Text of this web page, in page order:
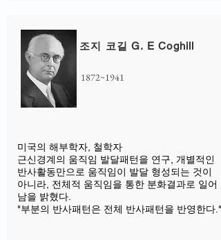
조지 코길 G. E Coghill
1872~1941
미국의 해부학자, 철학자
근신경계의 움직임 발달패턴을 연구, 개별적인
반사활동만으로 움직임이 발달 형성되는 것이
아니라, 전체적 움직임을 통한 분화결과로 일어
남을 밝혔다.
"부분의 반사패턴은 전체 반사패턴을 반영한다."